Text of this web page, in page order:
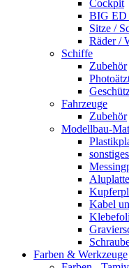
Cockpit
BIG ED
Sitze /
Räder /
Schiffe
Zubehör
Fahrzeuge
Zubehör
Modellbau-
sonstiges
Kabel
Farben & Werkzeuge